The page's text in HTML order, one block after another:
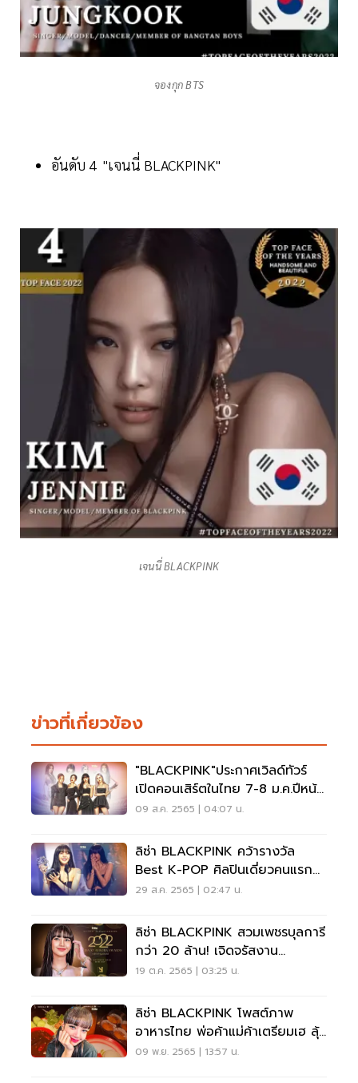
จองกุก BTS
อันดับ 4 "เจนนี่ BLACKPINK"
เจนนี่ BLACKPINK
ข่าวที่เกี่ยวข้อง
"BLACKPINK"ประกาศเวิลด์ทัวร์
เปิดคอนเสิร์ตในไทย 7-8 ม.ค.ปีหน้า
09 ส.ค. 2565 | 04:07 น.
ลิซ่า BLACKPINK คว้ารางวัล
Best K-POP ศิลปินเดี่ยวคนแรก
จากเวที MTV (มีคลิป)
29 ส.ค. 2565 | 02:47 น.
ลิซ่า BLACKPINK สวมเพชรบุลการี
กว่า 20 ล้าน! เจิดจรัสงาน
BVLGARI Avrora Awards
19 ต.ค. 2565 | 03:25 น.
ลิซ่า BLACKPINK โพสต์ภาพ
อาหารไทย พ่อค้าแม่ค้าเตรียมเฮ ลุ้น
กระแสคนแห่กิน
09 พ.ย. 2565 | 13:57 น.